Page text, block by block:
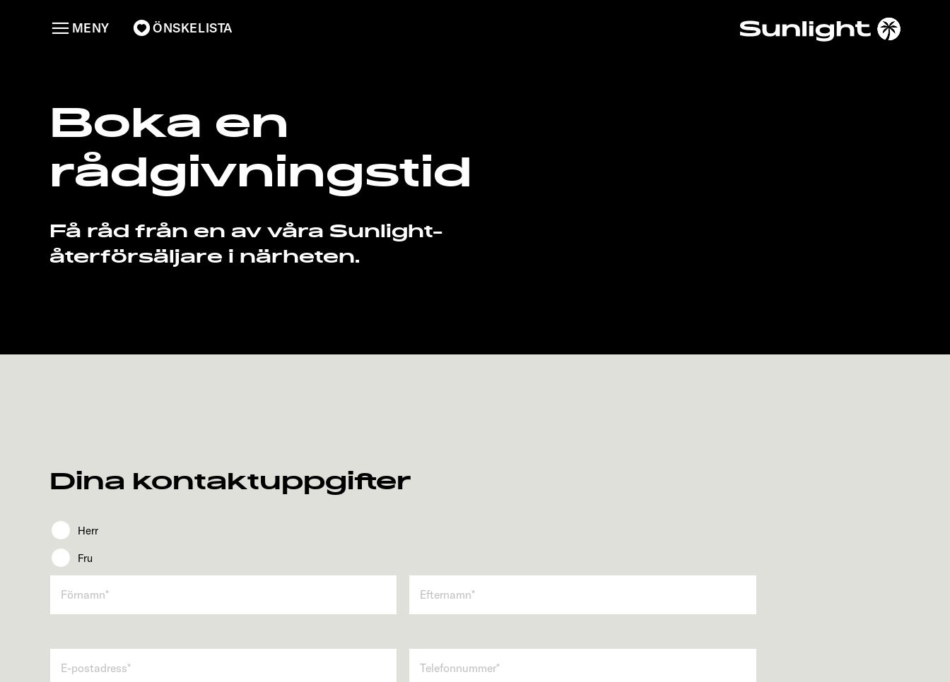
ÖNSKELISTA
MENY
Boka en
rådgivningstid
Få råd från en av våra Sunlight-
återförsäljare i närheten.
Dina kontaktuppgifter
Herr
Fru